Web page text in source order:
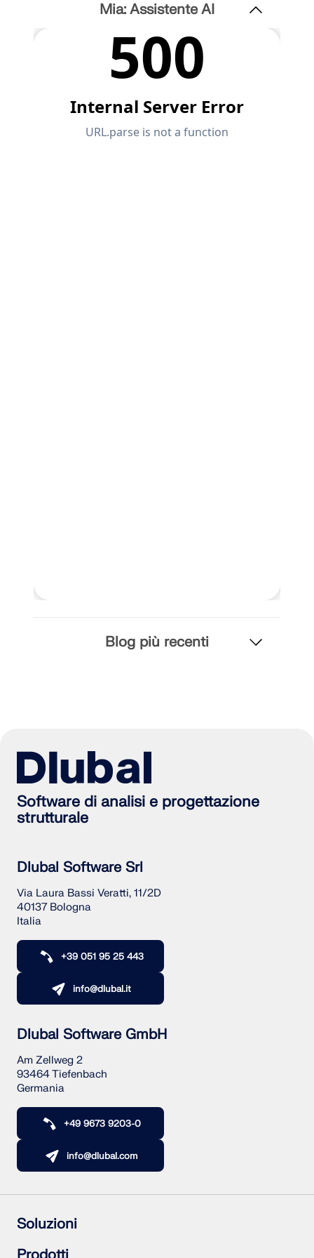
Mia: Assistente AI
Blog più recenti
Software di analisi e progettazione
strutturale
Dlubal Software Srl
Via Laura Bassi Veratti, 11/2D
40137 Bologna
Italia
+39 051 95 25 443
info@dlubal.it
Dlubal Software GmbH
Am Zellweg 2
93464 Tiefenbach
Germania
+49 9673 9203-0
info@dlubal.com
Soluzioni
Struttura in calcestruzzo armato